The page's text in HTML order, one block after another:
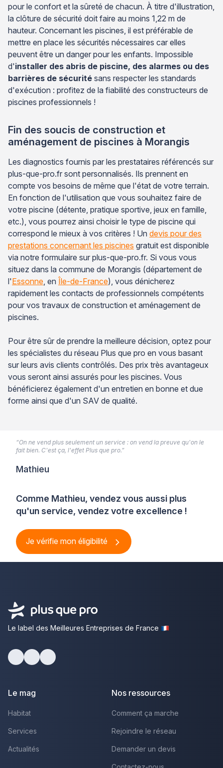
pour le confort et la sûreté de chacun. À titre d'illustration,
la clôture de sécurité doit faire au moins 1,22 m de
hauteur. Concernant les piscines, il est préférable de
mettre en place les sécurités nécessaires car elles
peuvent être un danger pour les enfants. Impossible
d'installer des abris de piscine, des alarmes ou des
barrières de sécurité sans respecter les standards
d'exécution : profitez de la fiabilité des constructeurs de
piscines professionnels !
Fin des soucis de construction et
aménagement de piscines à Morangis
Les diagnostics fournis par les prestataires référencés sur
plus-que-pro.fr sont personnalisés. Ils prennent en
compte vos besoins de même que l'état de votre terrain.
En fonction de l'utilisation que vous souhaitez faire de
votre piscine (détente, pratique sportive, jeux en famille,
etc.), vous pourrez ainsi choisir le type de piscine qui
correspond le mieux à vos critères ! Un devis pour des
prestations concernant les piscines gratuit est disponible
via notre formulaire sur plus-que-pro.fr. Si vous vous
situez dans la commune de Morangis (département de
l'Essonne , en Île-de-France), vous dénicherez
rapidement les contacts de professionnels compétents
pour vos travaux de construction et aménagement de
piscines.
Pour être sûr de prendre la meilleure décision, optez pour
les spécialistes du réseau Plus que pro en vous basant
sur leurs avis clients contrôlés. Des prix très avantageux
vous seront ainsi assurés pour les piscines. Vous
bénéficierez également d'un entretien en bonne et due
forme ainsi que d'un SAV de qualité.
Comme Mathieu, vendez vous aussi plus
qu'un service, vendez votre excellence !
Je vérifie mon éligibilité
“On ne vend plus seulement un service : on vend la preuve qu'on le
fait bien. C'est ça, l'effet Plus que pro.”
Mathieu
Le label des Meilleures Entreprises de France
Le mag
Habitat
Services
Actualités
Nos ressources
Comment ça marche
Rejoindre le réseau
Demander un devis